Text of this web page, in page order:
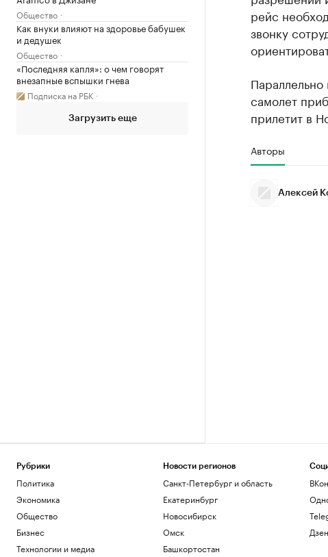
Общество
Как внуки влияют на здоровье бабушек
и дедушек
Общество
«Последняя капля»: о чем говорят
внезапные вспышки гнева
Подписка на РБК
Загрузить еще
рейс
звонку
самолет
прилетит в
Авторы
Алексей
Рубрики
Политика
Экономика
Общество
Бизнес
Технологии и медиа
Новости регионов
Санкт-Петербург и область
Екатеринбург
Новосибирск
Омск
Башкортостан
Дзен